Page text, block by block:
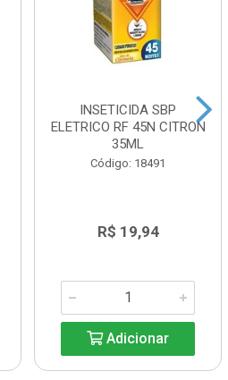
INSETICIDA SBP
ELETRICO RF 45N CITRON
35ML
Código: 18491
R$ 19,94
Adicionar